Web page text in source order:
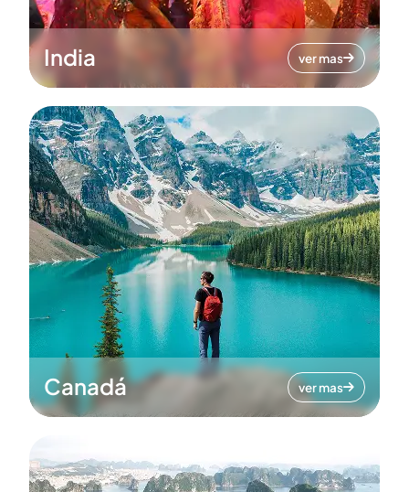
India ver mas
Canadá ver mas